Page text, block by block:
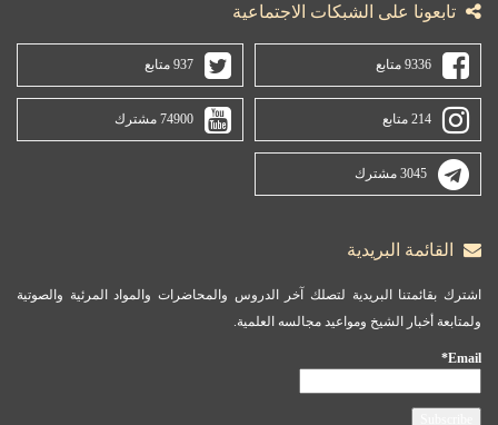
تابعونا على الشبكات الاجتماعية
9336 متابع 937 متابع
214 متابع 74900 مشترك
3045 مشترك
القائمة البريدية
اشترك بقائمتنا البريدية لتصلك آخر الدروس والمحاضرات والمواد المرئية والصوتية
ولمتابعة أخبار الشيخ ومواعيد مجالسه العلمية.
Email*